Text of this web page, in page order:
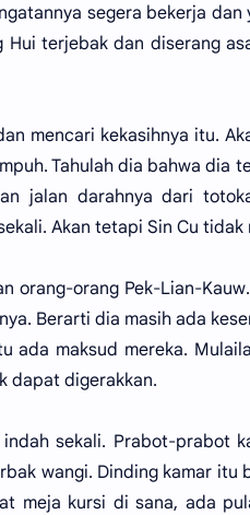
segera bekerja
Hui terjebak dan diserang
mencari kekasihnya itu.
Tahulah dia bahwa dia
jalan darahnya dari
Akan tetapi Sin Cu tidak
orang-orang Pek-Lian-
Berarti dia masih ada
maksud mereka.
dapat digerakkan.
sekali. Prabot-prabot
wangi. Dinding kamar itu
meja kursi di sana, ada